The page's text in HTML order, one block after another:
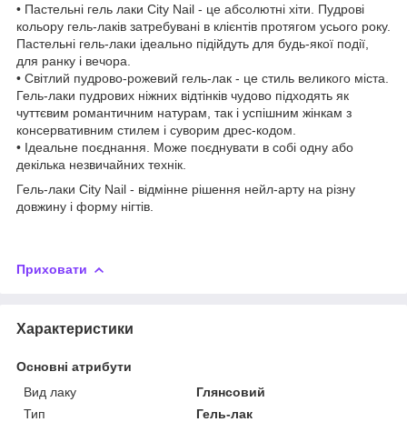
• Пастельні гель лаки City Nail - це абсолютні хіти. Пудрові
кольору гель-лаків затребувані в клієнтів протягом усього року.
Пастельні гель-лаки ідеально підійдуть для будь-якої події,
для ранку і вечора.
• Світлий пудрово-рожевий гель-лак - це стиль великого міста.
Гель-лаки пудрових ніжних відтінків чудово підходять як
чуттєвим романтичним натурам, так і успішним жінкам з
консервативним стилем і суворим дрес-кодом.
• Ідеальне поєднання. Може поєднувати в собі одну або
декілька незвичайних технік.
Гель-лаки City Nail - відмінне рішення нейл-арту на різну
довжину і форму нігтів.
Приховати
Характеристики
Основні атрибути
Вид лаку
Глянсовий
Тип
Гель-лак